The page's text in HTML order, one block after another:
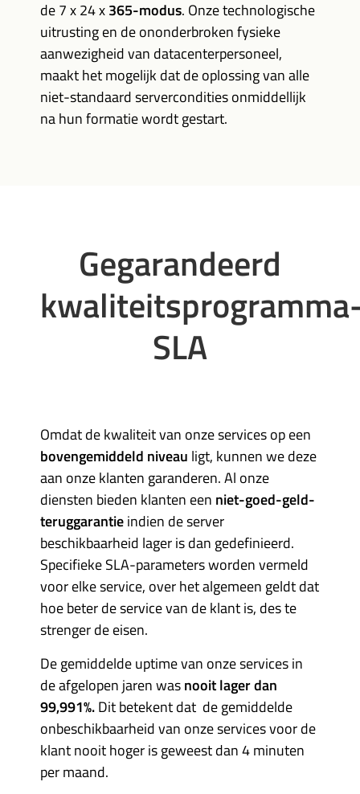
de 7 x 24 x365-modus. Onze technologische
uitrusting en de ononderbroken fysieke
aanwezigheid van datacenterpersoneel,
maakt het mogelijk dat de oplossing van alle
niet-standaard servercondities onmiddellijk
na hun formatie wordt gestart.
Gegarandeerd
SLA
Omdat de kwaliteit van onze services op een
bovengemiddeld niveau ligt, kunnen we deze
aan onze klanten garanderen. Al onze
diensten bieden klanten een niet-goed-geld-
teruggarantieindien de server
beschikbaarheid lager is dan gedefinieerd.
Specifieke SLA-parameters worden vermeld
voor elke service, over het algemeen geldt dat
hoe beter de service van de klant is, des te
strenger de eisen.
De gemiddelde uptime van onze services in
de afgelopen jaren wasnooit lager dan
99,991%.Dit betekent dat de gemiddelde
onbeschikbaarheid van onze services voor de
klant nooit hoger is geweest dan 4 minuten
per maand.